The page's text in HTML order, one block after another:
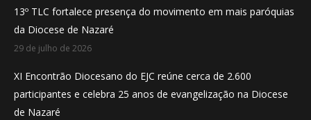
new
window
new
window
new
window
13º TLC fortalece presença do movimento em mais paróquias
da Diocese de Nazaré
29 de julho de 2026
XI Encontrão Diocesano do EJC reúne cerca de 2.600
participantes e celebra 25 anos de evangelização na Diocese
de Nazaré